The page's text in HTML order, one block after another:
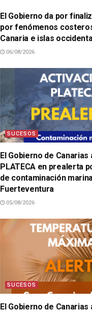
El Gobierno da por
por fenómenos
Canaria e islas
06/08/2026
SUCESOS
El Gobierno de Canarias
PLATECA en prealerta
de contaminación
Fuerteventura
05/08/2026
SUCESOS
El Gobierno de Canarias